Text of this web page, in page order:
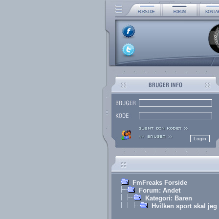
FmFreaks Forside
Forum: Andet
Kategori: Baren
Hvilken sport skal